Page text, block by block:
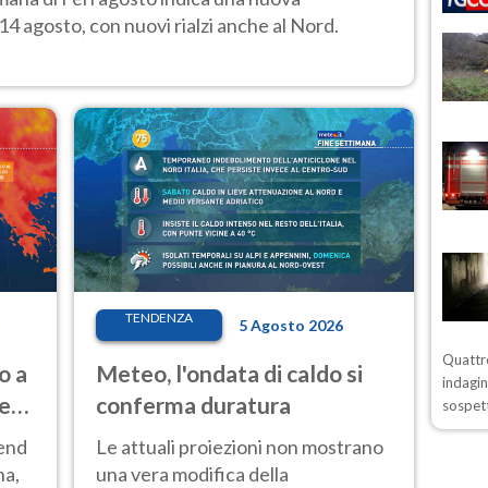
agosto, con nuovi rialzi anche al Nord.
a
TENDENZA 5 Agosto 2026
Meteo, l'ondata di caldo si
conferma duratura
Le attuali proiezioni non mostrano
una vera modifica della